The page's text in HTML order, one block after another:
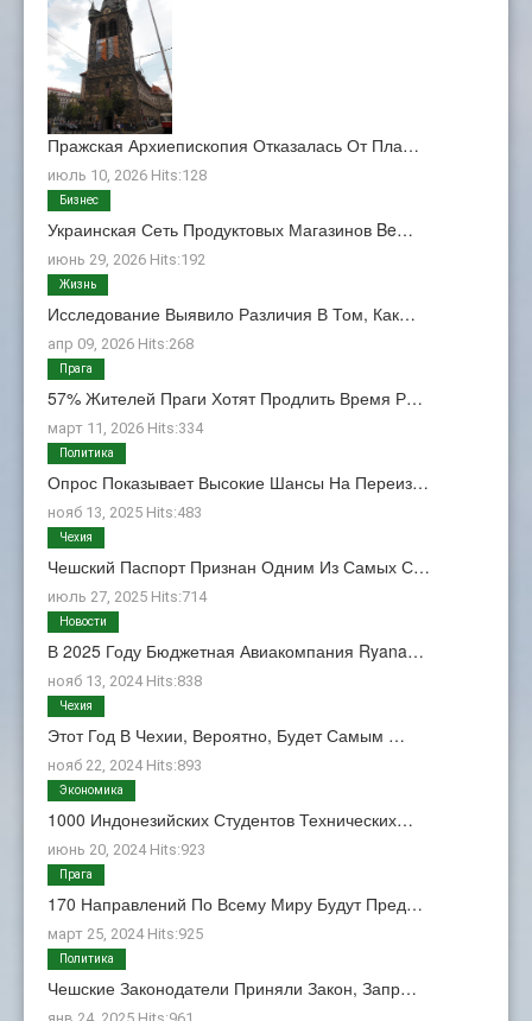
Пражская Архиепископия Отказалась От Пла…
июль 10, 2026 Hits:128
Украинская Сеть Продуктовых Магазинов Be…
июнь 29, 2026 Hits:192
Бизнес
Исследование Выявило Различия В Том, Как…
апр 09, 2026 Hits:268
Жизнь
57% Жителей Праги Хотят Продлить Время Р…
март 11, 2026 Hits:334
Прага
Опрос Показывает Высокие Шансы На Переиз…
нояб 13, 2025 Hits:483
Политика
Чешский Паспорт Признан Одним Из Самых С…
июль 27, 2025 Hits:714
Чехия
В 2025 Году Бюджетная Авиакомпания Ryana…
нояб 13, 2024 Hits:838
Новости
Этот Год В Чехии, Вероятно, Будет Самым …
нояб 22, 2024 Hits:893
Чехия
1000 Индонезийских Студентов Технических…
июнь 20, 2024 Hits:923
Экономика
170 Направлений По Всему Миру Будут Пред…
март 25, 2024 Hits:925
Прага
Чешские Законодатели Приняли Закон, Запр…
Политика